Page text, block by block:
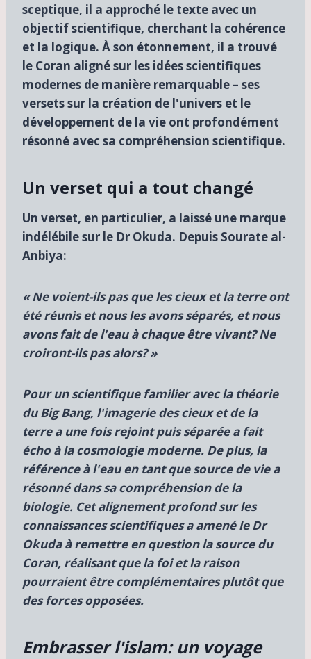
sceptique, il a approché le texte avec un
objectif scientifique, cherchant la cohérence
et la logique. À son étonnement, il a trouvé
le Coran aligné sur les idées scientifiques
modernes de manière remarquable – ses
versets sur la création de l'univers et le
développement de la vie ont profondément
résonné avec sa compréhension scientifique.
Un verset qui a tout changé
Un verset, en particulier, a laissé une marque
indélébile sur le Dr Okuda. Depuis Sourate al-
Anbiya:
« Ne voient-ils pas que les cieux et la terre ont
été réunis et nous les avons séparés, et nous
avons fait de l'eau à chaque être vivant? Ne
croiront-ils pas alors? »
Pour un scientifique familier avec la théorie
du Big Bang, l'imagerie des cieux et de la
terre a une fois rejoint puis séparée a fait
écho à la cosmologie moderne. De plus, la
référence à l'eau en tant que source de vie a
résonné dans sa compréhension de la
biologie. Cet alignement profond sur les
connaissances scientifiques a amené le Dr
Okuda à remettre en question la source du
Coran, réalisant que la foi et la raison
pourraient être complémentaires plutôt que
des forces opposées.
Embrasser l'islam: un voyage